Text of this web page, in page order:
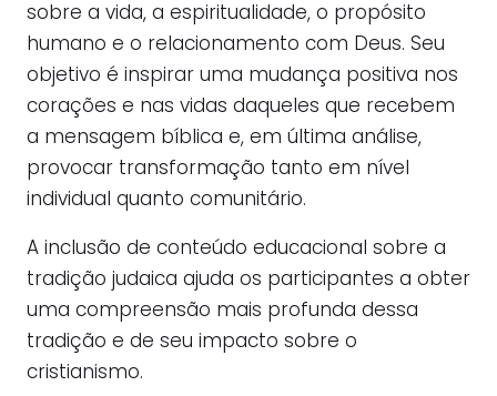
sobre a vida, a espiritualidade, o propósito
humano e o relacionamento com Deus. Seu
objetivo é inspirar uma mudança positiva nos
corações e nas vidas daqueles que recebem
a mensagem bíblica e, em última análise,
provocar transformação tanto em nível
individual quanto comunitário.
A inclusão de conteúdo educacional sobre a
tradição judaica ajuda os participantes a obter
uma compreensão mais profunda dessa
tradição e de seu impacto sobre o
cristianismo.